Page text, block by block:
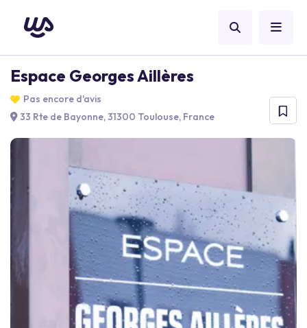
Espace Georges Aillères
Pas encore d'avis
33 Rte de Bayonne, 31300 Toulouse, France